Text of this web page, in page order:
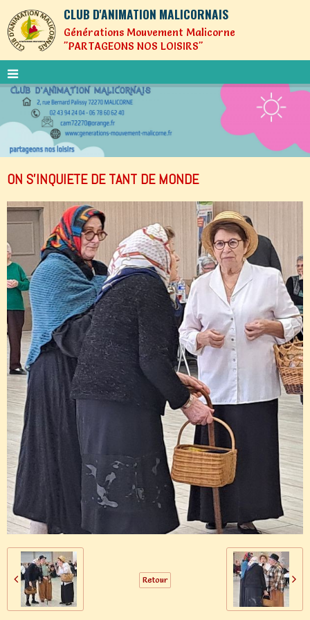
CLUB D'ANIMATION MALICORNAIS
Générations Mouvement Malicorne
"PARTAGEONS NOS LOISIRS"
ON S'INQUIETE DE TANT DE MONDE
Retour